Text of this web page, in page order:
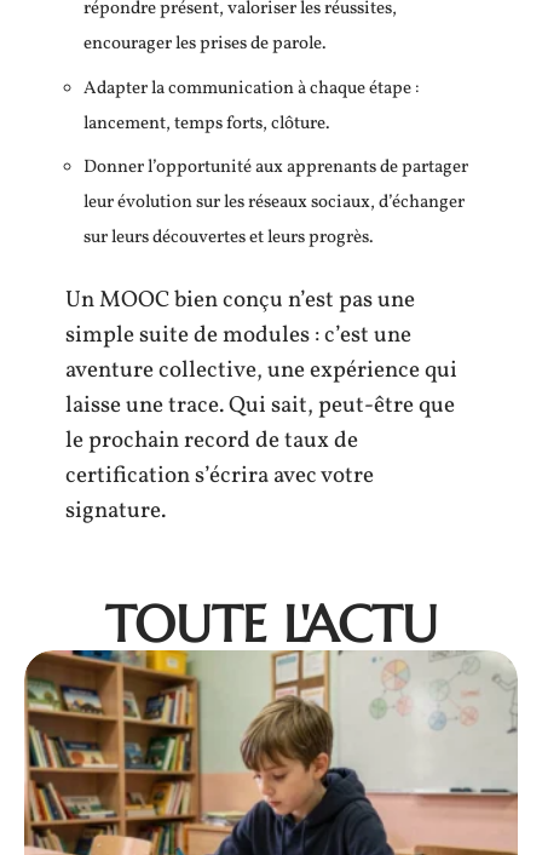
répondre présent, valoriser les réussites,
encourager les prises de parole.
Adapter la communication à chaque étape :
lancement, temps forts, clôture.
Donner l’opportunité aux apprenants de partager
leur évolution sur les réseaux sociaux, d’échanger
sur leurs découvertes et leurs progrès.
Un MOOC bien conçu n’est pas une
simple suite de modules : c’est une
aventure collective, une expérience qui
laisse une trace. Qui sait, peut-être que
le prochain record de taux de
certification s’écrira avec votre
signature.
TOUTE L'ACTU